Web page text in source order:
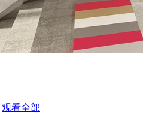
观看全部